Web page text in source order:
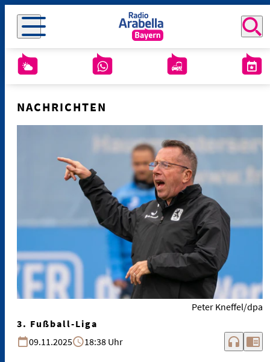
NACHRICHTEN
Peter Kneffel/dpa
3. Fußball-Liga
09.11.2025
18:38 Uhr headphones chrome_reader_mode